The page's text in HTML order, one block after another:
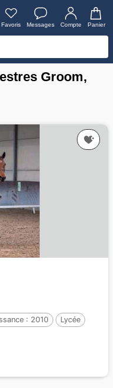
Favoris Messages Compte Panier
Groom,
: 2010 Lycée